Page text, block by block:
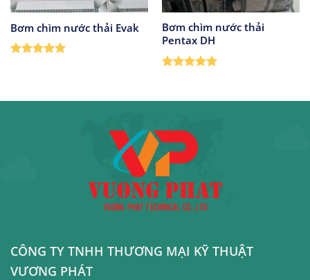
Bơm chìm nước thải Evak
Bơm chìm nước thải
Pentax DH
sao
CÔNG TY TNHH THƯƠNG MẠI KỸ THUẬT
VƯƠNG PHÁT